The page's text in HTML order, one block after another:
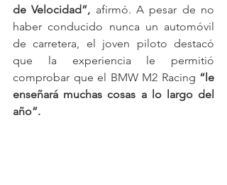
de Velocidad”, afirmó. A pesar de no
haber conducido nunca un automóvil
de carretera, el joven piloto destacó
que la experiencia le permitió
comprobar que el BMW M2 Racing “le
enseñará muchas cosas a lo largo del
año”.